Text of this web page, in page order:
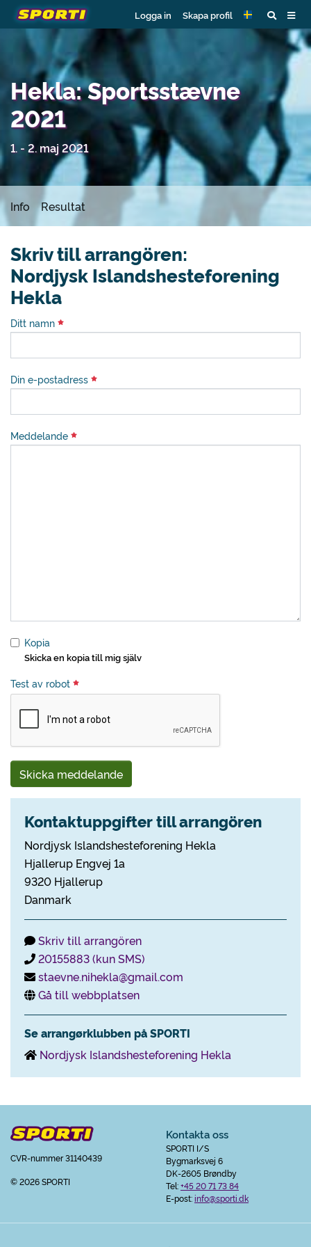
Logga in Skapa profil
Hekla: Sportsstævne
2021
1. - 2. maj 2021
Info Resultat
Skriv till arrangören:
Nordjysk Islandshesteforening
Hekla
Ditt namn
Din e-postadress
Meddelande
Kopia
Skicka en kopia till mig själv
Test av robot
Skicka meddelande
Kontaktuppgifter till arrangören
Nordjysk Islandshesteforening Hekla
Hjallerup Engvej 1a
9320 Hjallerup
Danmark
Skriv till arrangören
20155883 (kun SMS)
staevne.nihekla@gmail.com
Gå till webbplatsen
Se arrangørklubben på SPORTI
Nordjysk Islandshesteforening Hekla
CVR-nummer 31140439
© 2026 SPORTI
Kontakta oss
SPORTI I/S
Bygmarksvej 6
DK-2605 Brøndby
Tel:+45 20 71 73 84
E-post:info@sporti.dk